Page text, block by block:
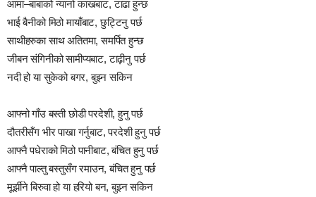
आमा–बाबाको न्यानो काखबाट, टाढा हुन्छ
भाई बैनीको मिठो मायाँबाट, छुट्टिनु पर्छ
साथीहरुका साथ अतितमा, समर्पित हुन्छ
जीबन संगिनीको सामीप्यबाट, टाढ़ीनु पर्छ
नदी हो या सुकेको बगर, बुझ्न सकिन
आफ्नो गाँउ बस्ती छोडी परदेशी, हुनु पर्छ
दौतरीसँग भीर पाखा गर्नुबाट, परदेशी हुनु पर्छ
आफ्नै पधेराको मिठो पानीबाट, बंचित हुनु पर्छ
आफ्नै पाल्तु बस्तुसँग रमाउन, बंचित हुनु पर्छ
मूर्झीने बिरुवा हो या हरियो बन, बुझ्न सकिन